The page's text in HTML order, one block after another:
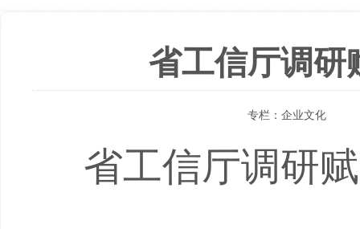
省工信厅调研
专栏： 企业文化
省工信厅调研